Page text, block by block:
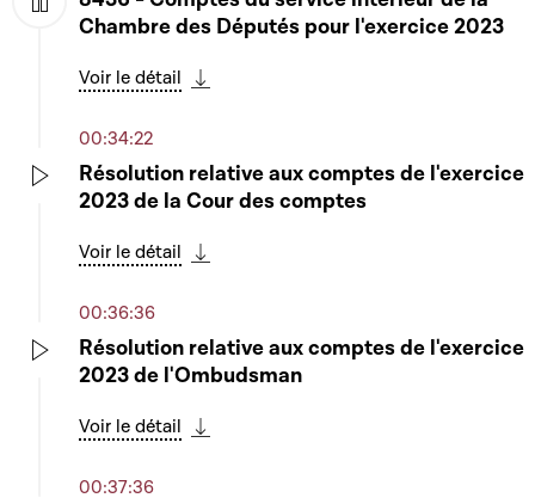
Chambre des Députés pour l'exercice 2023
Voir le détail
00:34:22
Résolution relative aux comptes de l'exercice
2023 de la Cour des comptes
Voir le détail
00:36:36
Résolution relative aux comptes de l'exercice
2023 de l'Ombudsman
Voir le détail
00:37:36